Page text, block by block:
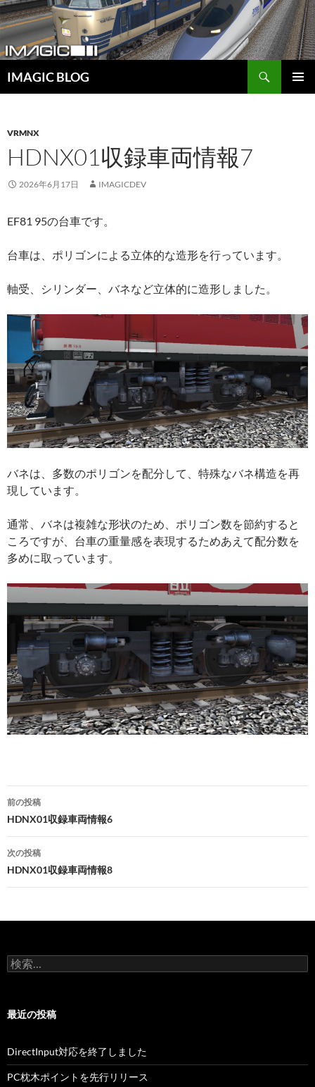
コ
ン
テ
ン
ツ
へ
IMAGIC BLOG
索
VRMNX
HDNX01収録車両情報7
2026年6月17日 IMAGICDEV
EF81 95の台車です。
台車は、ポリゴンによる立体的な造形を行っています。
軸受、シリンダー、バネなど立体的に造形しました。
バネは、多数のポリゴンを配分して、特殊なバネ構造を再
現しています。
通常、バネは複雑な形状のため、ポリゴン数を節約すると
ころですが、台車の重量感を表現するためあえて配分数を
多めに取っています。
投
稿
ナ
ビ
ー
ョ
前の投稿
HDNX01収録車両情報6
次の投稿
HDNX01収録車両情報8
検
索:
最近の投稿
DirectInput対応を終了しました
PC枕木ポイントを先行リリース